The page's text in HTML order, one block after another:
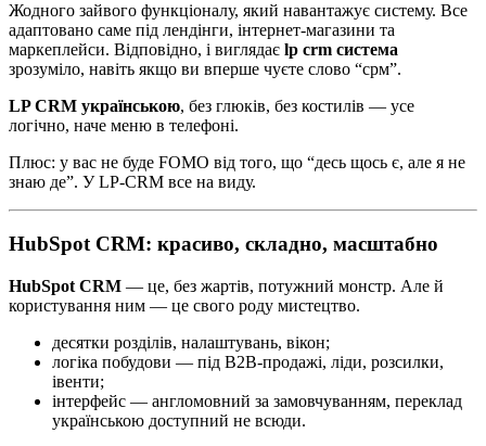
Жодного зайвого функціоналу, який навантажує систему. Все
адаптовано саме під лендінги, інтернет-магазини та
маркеплейси. Відповідно, і виглядає lp crm система
зрозуміло, навіть якщо ви вперше чуєте слово “срм”.
LP CRM українською, без глюків, без костилів — усе
логічно, наче меню в телефоні.
Плюс: у вас не буде FOMO від того, що “десь щось є, але я не
знаю де”. У LP-CRM все на виду.
HubSpot CRM: красиво, складно, масштабно
HubSpot CRM — це, без жартів, потужний монстр. Але й
користування ним — це свого роду мистецтво.
десятки розділів, налаштувань, вікон;
логіка побудови — під B2B-продажі, ліди, розсилки,
івенти;
інтерфейс — англомовний за замовчуванням, переклад
українською доступний не всюди.